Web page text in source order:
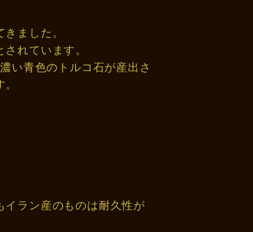
ました。
れています。
い青色のトルコ石が産出さ
イラン産のものは耐久性が